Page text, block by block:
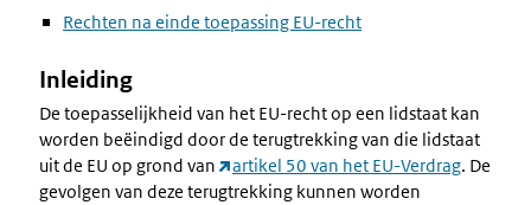
Rechten na einde toepassing EU-recht
Inleiding
De toepasselijkheid van het EU-recht op een lidstaat kan
worden beëindigd door de terugtrekking van die lidstaat
uit de EU op grond van
artikel 50 van het EU-Verdrag. De
gevolgen van deze terugtrekking kunnen worden